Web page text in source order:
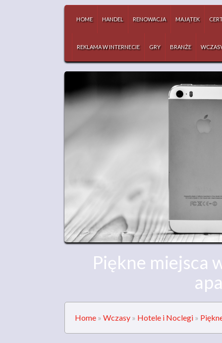
HOME HANDEL RENOWACJA MAJĄTEK
REKLAMA W INTERNECIE GRY BRANŻE
Piękne miejsca
Home » Wczasy » Hotele i Noclegi »